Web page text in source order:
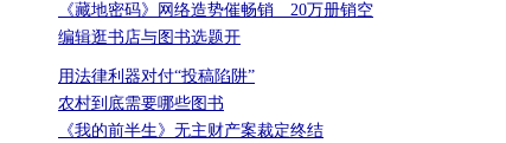
《藏地密码》网络造势催畅销 20万册销空
编辑逛书店与图书选题开
用法律利器对付“投稿陷阱”
农村到底需要哪些图书
《我的前半生》无主财产案裁定终结